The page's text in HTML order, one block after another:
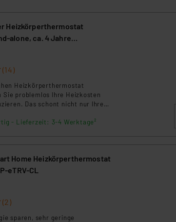
Heizkörperthermostat
alone, ca. 4 Jahre
(14)
Heizkörperthermostat
Sie problemlos Ihre Heizkosten
Das schont nicht nur Ihren
- Lieferzeit: 3-4 Werktage²
Home Heizkörperthermostat
eTRV-CL
(2)
sparen, sehr geringe